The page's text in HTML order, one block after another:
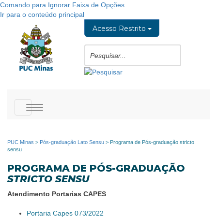
Comando para Ignorar Faixa de Opções
Ir para o conteúdo principal
Acesso Restrito
Toggle
navigation
PUC Minas > Pós-graduação Lato Sensu > Programa de Pós-graduação stricto
sensu
PROGRAMA DE PÓS-GRADUAÇÃO
STRICTO SENSU
Atendimento Portarias CAPES
Portaria Capes 073/2022